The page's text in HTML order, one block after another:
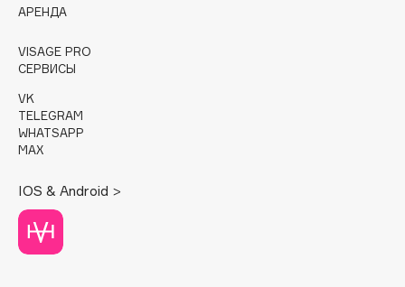
D
DABO
DARLING*
Davines
Deonica
Dessange
АРЕНДА
VISAGE PRO
СЕРВИСЫ
VK
TELEGRAM
WHATSAPP
MAX
IOS & Android >